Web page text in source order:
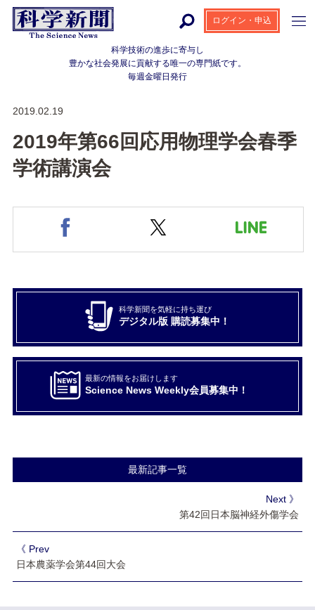
科学技術の進歩に寄与し
豊かな社会発展に貢献する唯一の専門紙です。
毎週金曜日発行
ログイン・申込
2019.02.19
2019年第66回応用物理学会春季
学術講演会
科学新聞を気軽に持ち運び
デジタル版 購読募集中！
最新の情報をお届けします
Science News Weekly会員募集中！
最新記事一覧
Next 》
第42回日本脳神経外傷学会
《 Prev
日本農薬学会第44回大会